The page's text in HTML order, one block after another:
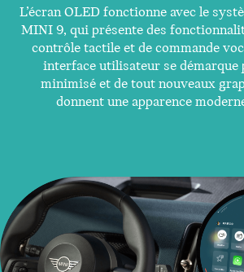
L’écran OLED fonctionne avec le
MINI 9, qui présente des
contrôle tactile et de commande
interface utilisateur se démarque
minimisé et de tout nouveaux
donnent une apparence